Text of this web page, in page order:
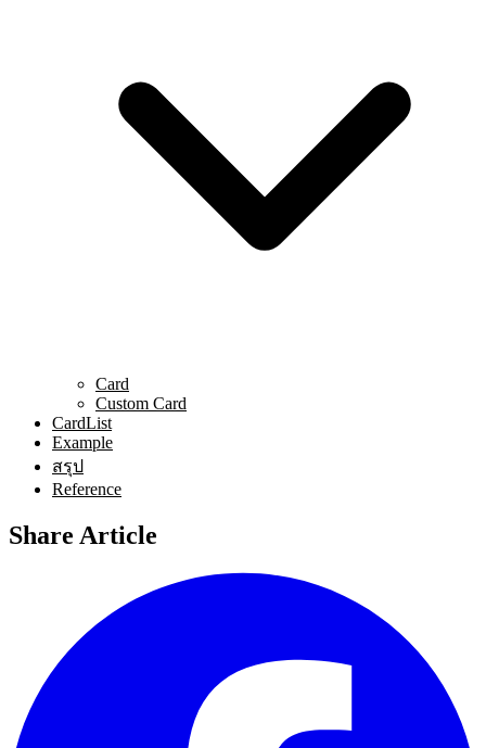
Card
Custom Card
CardList
Example
สรุป
Reference
Share Article